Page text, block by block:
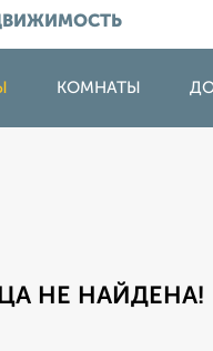
КОМНАТЫ
НЕ НАЙДЕНА!